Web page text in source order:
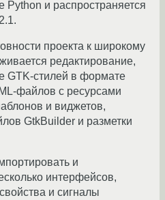
Python и распространяется
проекта к широкому
редактирование,
GTK-стилей в формате
файлов с ресурсами
и виджетов,
GtkBuilder и разметки
и
интерфейсов,
и сигналы